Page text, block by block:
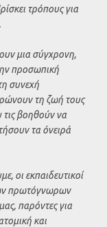
τρόπους για
μια σύγχρονη,
προσωπική
συνεχή
τη ζωή τους
τις βοηθούν να
τα όνειρά
οι εκπαιδευτικοί
πρωτόγνωρων
παρόντες για
και